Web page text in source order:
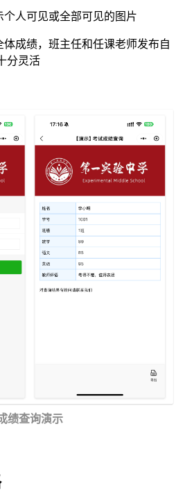
个人可见或全部可见的图片
成绩，班主任和任课老师发布自
分灵活
绩查询演示